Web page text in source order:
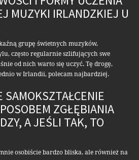
MUZYKI IRLANDZKIEJ U
grupę świetnych muzyków,
często regularnie szlifujących swe
od nich warto się uczyć. Tę drogę,
w Irlandii, polecam najbardziej.
SAMOKSZTAŁCENIE
ZGŁĘBIANIA
A JEŚLI TAK, TO
osobiście bardzo bliska, ale również na